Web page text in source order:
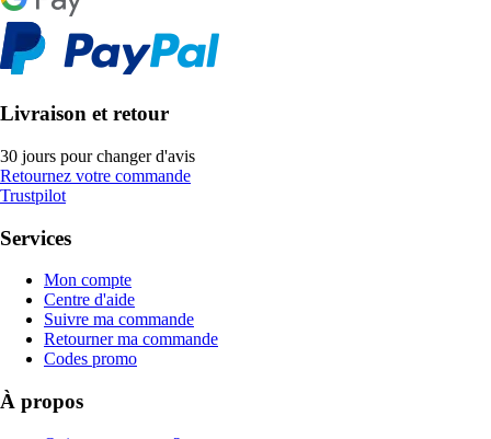
Livraison et retour
30 jours pour changer d'avis
Retournez votre commande
Trustpilot
Services
Mon compte
Centre d'aide
Suivre ma commande
Retourner ma commande
Codes promo
À propos